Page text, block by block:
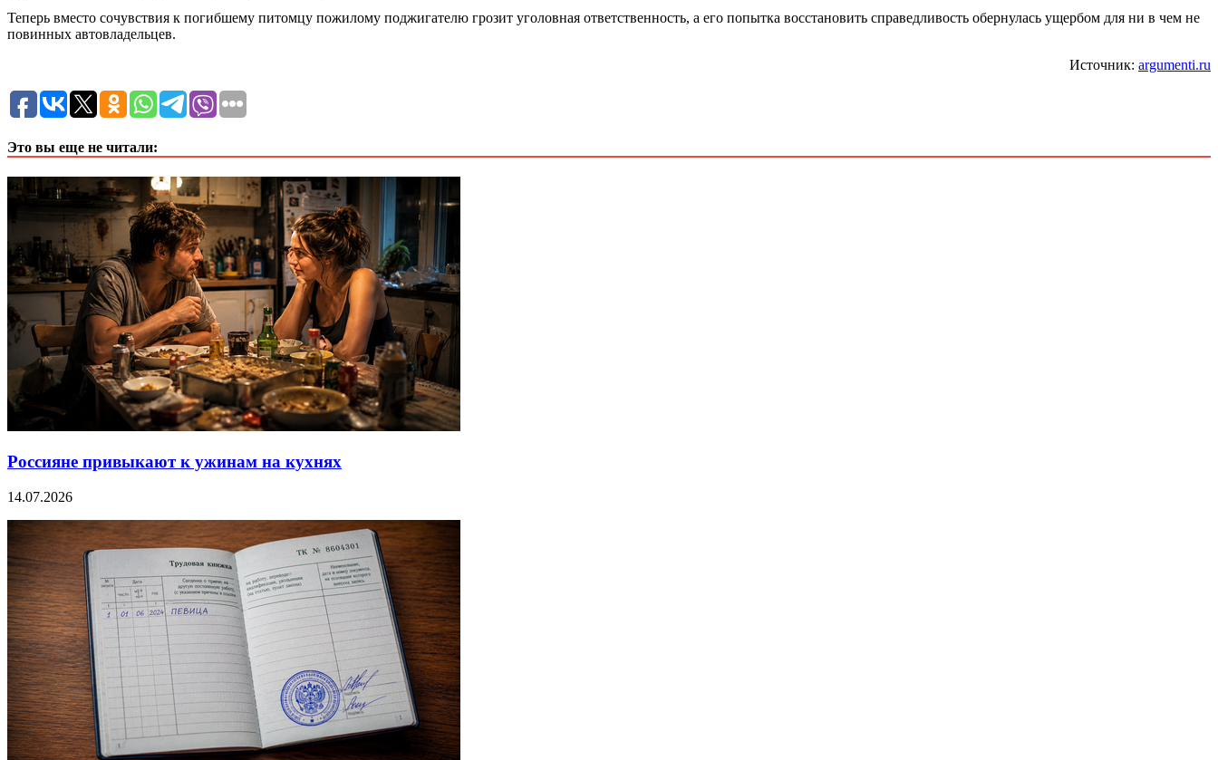
Теперь вместо сочувствия к погибшему питомцу пожилому поджигателю грозит уголовная ответственность, а его попытка восстановить справедливость обернулась ущербом для ни в чем не
повинных автовладельцев.
Источник: argumenti.ru
Это вы еще не читали:
Россияне привыкают к ужинам на кухнях
14.07.2026